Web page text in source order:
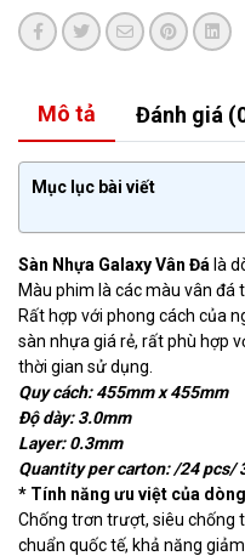
Mô tả Đánh giá
Mục lục bài viết
Sàn Nhựa Galaxy Vân Đá là
Màu phim là các màu vân đá
Rất hợp với phong cách của
sàn nhựa giá rẻ, rất phù hợp
thời gian sử dụng.
Quy cách: 455mm x 455mm
Độ dày: 3.0mm
Layer: 0.3mm
Quantity per carton: /24 pcs/
* Tính năng ưu việt của
Chống trơn trượt, siêu chống
chuẩn quốc tế, khả năng